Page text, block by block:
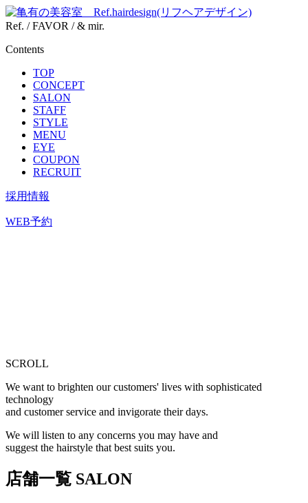
Ref. / FAVOR / & mir.
Contents
TOP
CONCEPT
SALON
STAFF
STYLE
MENU
EYE
COUPON
RECRUIT
採用情報
WEB予約
SCROLL
We want to brighten our customers' lives with sophisticated
technology
and customer service and invigorate their days.
We will listen to any concerns you may have and
suggest the hairstyle that best suits you.
店舗一覧 SALON